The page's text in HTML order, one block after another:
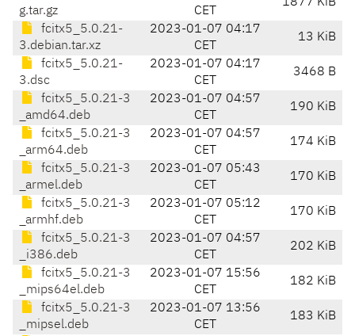
g.tar.gz
CET
fcitx5_5.0.21-
3.debian.tar.xz
2023-01-07 04:17
CET
13 KiB
fcitx5_5.0.21-
3.dsc
2023-01-07 04:17
CET
3468 B
fcitx5_5.0.21-3
_amd64.deb
2023-01-07 04:57
CET
190 KiB
fcitx5_5.0.21-3
_arm64.deb
2023-01-07 04:57
CET
174 KiB
fcitx5_5.0.21-3
_armel.deb
2023-01-07 05:43
CET
170 KiB
fcitx5_5.0.21-3
_armhf.deb
2023-01-07 05:12
CET
170 KiB
fcitx5_5.0.21-3
_i386.deb
2023-01-07 04:57
CET
202 KiB
fcitx5_5.0.21-3
_mips64el.deb
2023-01-07 15:56
CET
182 KiB
fcitx5_5.0.21-3
_mipsel.deb
2023-01-07 13:56
CET
183 KiB